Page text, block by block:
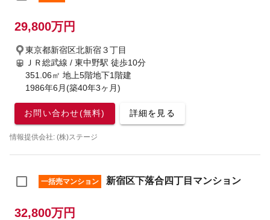
29,800万円
東京都新宿区北新宿３丁目
ＪＲ総武線 / 東中野駅 徒歩10分
351.06㎡ 地上5階地下1階建
1986年6月(築40年3ヶ月)
お問い合わせ(無料) 詳細を見る
情報提供会社: (株)ステージ
一括売マンション 新宿区下落合四丁目マンション
32,800万円